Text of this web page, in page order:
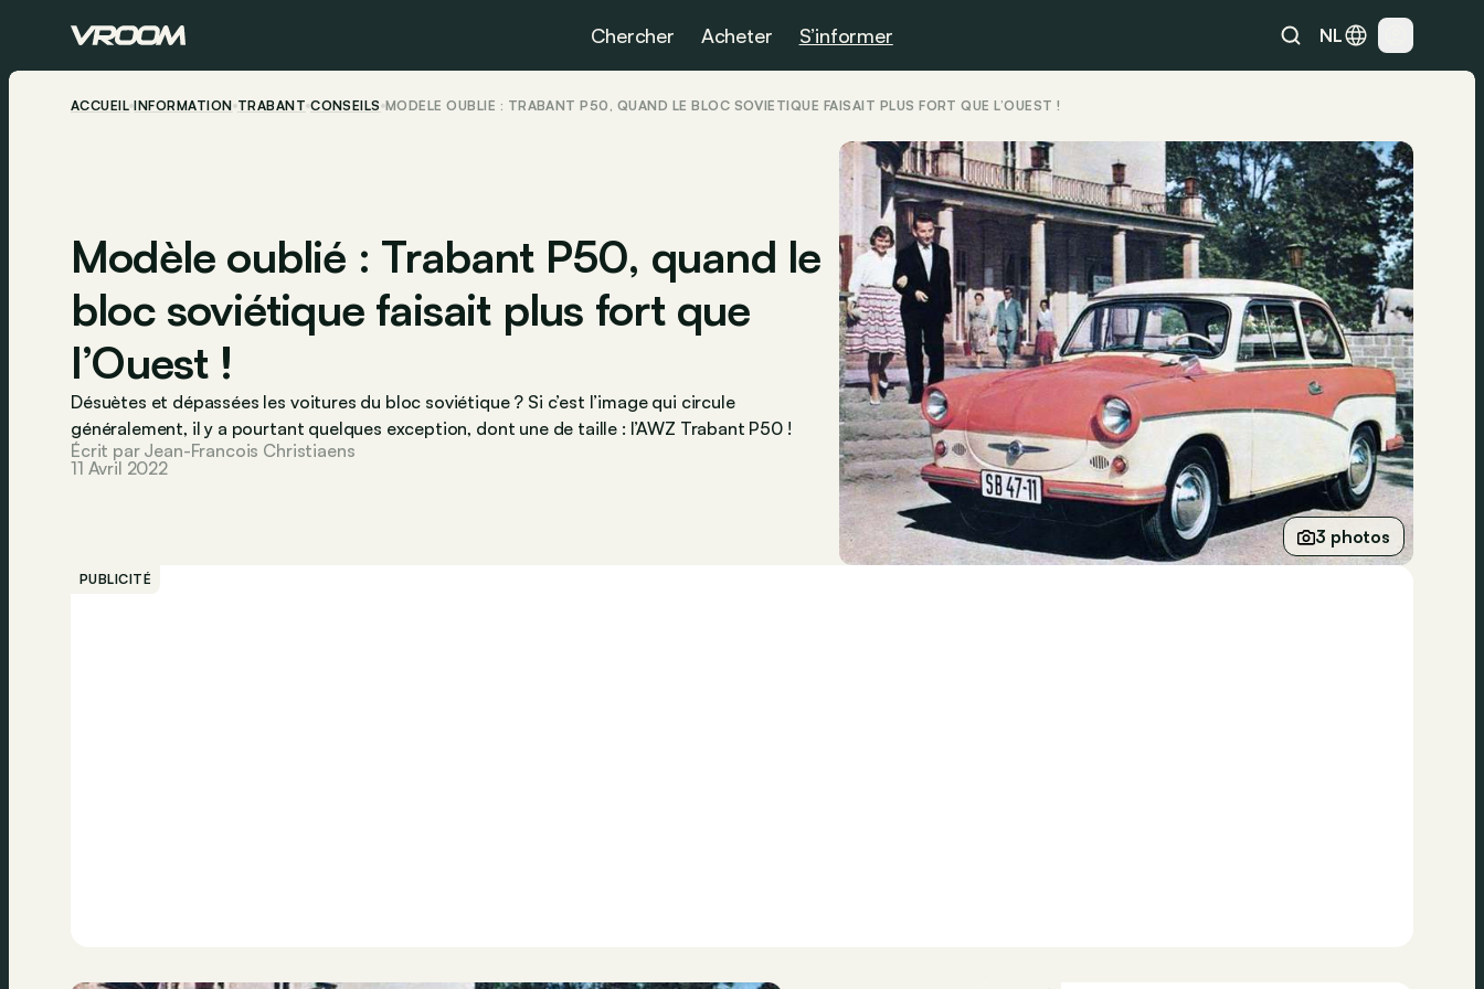
Chercher Acheter S’informer NL
ACCUEIL INFORMATION TRABANT CONSEILS MODÈLE OUBLIÉ : TRABANT P50, QUAND LE BLOC SOVIÉTIQUE FAISAIT PLUS FORT QUE L’OUEST !
Modèle oublié : Trabant P50, quand le
bloc soviétique faisait plus fort que
l’Ouest !
Désuètes et dépassées les voitures du bloc soviétique ? Si c’est l’image qui circule
généralement, il y a pourtant quelques exception, dont une de taille : l’AWZ Trabant P50 !
Écrit par Jean-Francois Christiaens
11 Avril 2022
3 photos
PUBLICITÉ